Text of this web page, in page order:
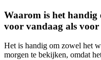
Waarom is het handig
voor vandaag als
Het is handig om zowel het
morgen te bekijken, omdat